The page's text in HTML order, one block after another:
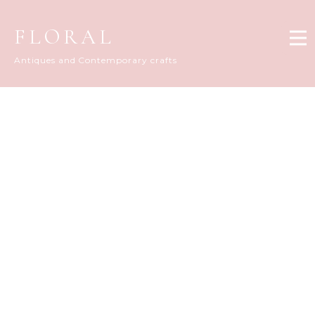
FLORAL
Antiques and Contemporary crafts